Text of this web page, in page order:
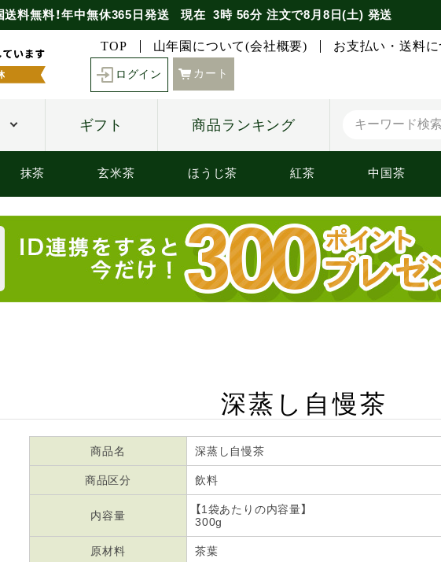
送料無料！年中無休365日発送 現在 3時 56分注文で8月8日(土) 発送
TOP 山年園について(会社概要) お支払い・送料に
ログイン カート
ギフト 商品ランキング
抹茶 玄米茶 ほうじ茶 紅茶 中国茶
深蒸し自慢茶
商品名 深蒸し自慢茶
商品区分 飲料
内容量
【1袋あたりの内容量】
300g
原材料 茶葉